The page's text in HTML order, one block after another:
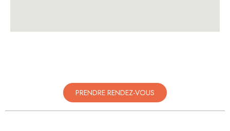
PRENDRE RENDEZ-VOUS